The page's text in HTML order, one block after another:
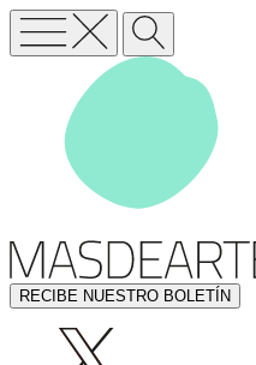
RECIBE NUESTRO BOLETÍN